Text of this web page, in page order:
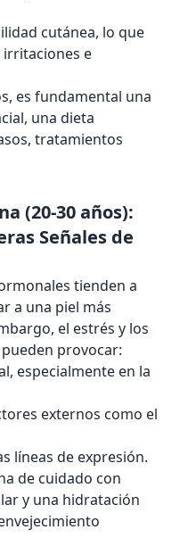
cutánea, lo que
e
es fundamental una
una dieta
tratamientos
(20-30 años):
Señales de
tienden a
a una piel más
el estrés y los
provocar:
especialmente en la
externos como el
líneas de expresión.
de cuidado con
y una hidratación